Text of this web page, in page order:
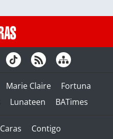
Marie Claire
Fortuna
Lunateen BATimes
Caras Contigo